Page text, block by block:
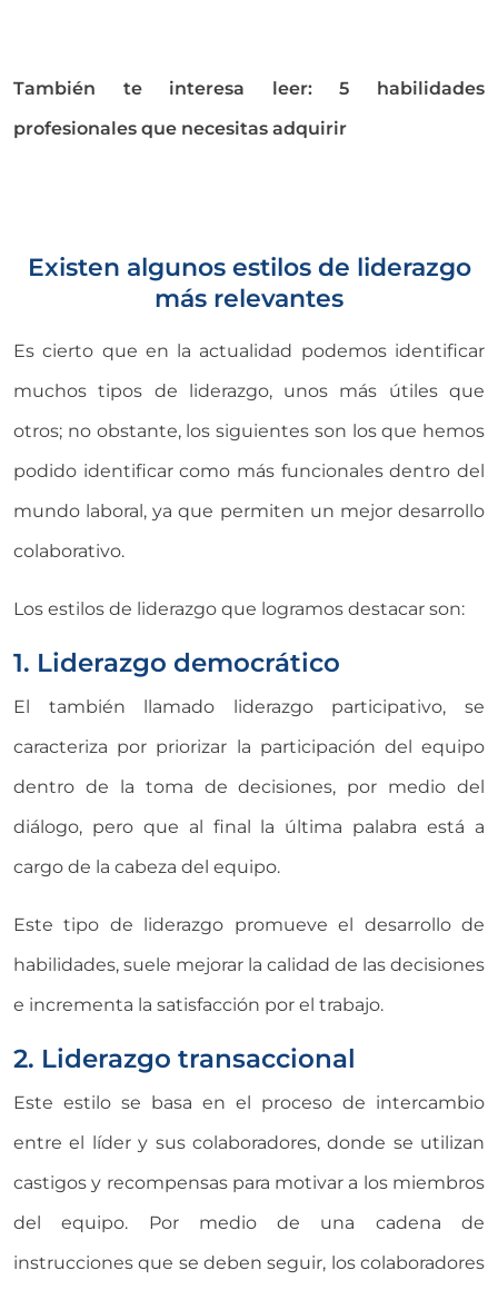
También te interesa leer: 5 habilidades
profesionales que necesitas adquirir
Existen algunos estilos de liderazgo
más relevantes
Es cierto que en la actualidad podemos identificar
muchos tipos de liderazgo, unos más útiles que
otros; no obstante, los siguientes son los que hemos
podido identificar como más funcionales dentro del
mundo laboral, ya que permiten un mejor desarrollo
colaborativo.
Los estilos de liderazgo que logramos destacar son:
1. Liderazgo democrático
El también llamado liderazgo participativo, se
caracteriza por priorizar la participación del equipo
dentro de la toma de decisiones, por medio del
diálogo, pero que al final la última palabra está a
cargo de la cabeza del equipo.
Este tipo de liderazgo promueve el desarrollo de
habilidades, suele mejorar la calidad de las decisiones
e incrementa la satisfacción por el trabajo.
2. Liderazgo transaccional
Este estilo se basa en el proceso de intercambio
entre el líder y sus colaboradores, donde se utilizan
castigos y recompensas para motivar a los miembros
del equipo. Por medio de una cadena de
instrucciones que se deben seguir, los colaboradores